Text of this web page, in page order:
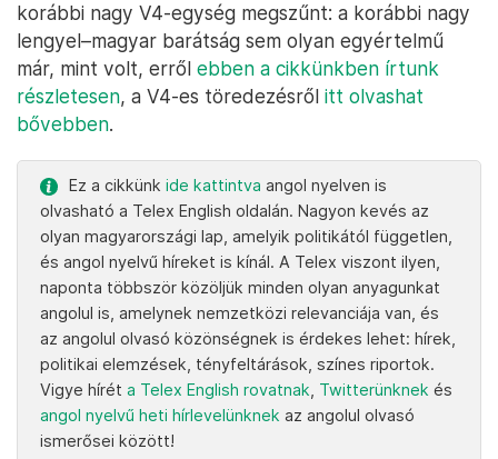
korábbi nagy V4-egység megszűnt: a korábbi nagy
lengyel–magyar barátság sem olyan egyértelmű
már, mint volt, erről ebben a cikkünkben írtunk
részletesen, a V4-es töredezésről itt olvashat
bővebben.
Ez a cikkünk ide kattintva angol nyelven is
olvasható a Telex English oldalán. Nagyon kevés az
olyan magyarországi lap, amelyik politikától független,
és angol nyelvű híreket is kínál. A Telex viszont ilyen,
naponta többször közöljük minden olyan anyagunkat
angolul is, amelynek nemzetközi relevanciája van, és
az angolul olvasó közönségnek is érdekes lehet: hírek,
politikai elemzések, tényfeltárások, színes riportok.
Vigye hírét a Telex English rovatnak Twitterünknek és
angol nyelvű heti hírlevelünknek az angolul olvasó
ismerősei között!